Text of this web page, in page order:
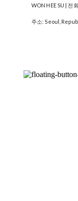
WON HEE SU | 전
주소: Seoul,